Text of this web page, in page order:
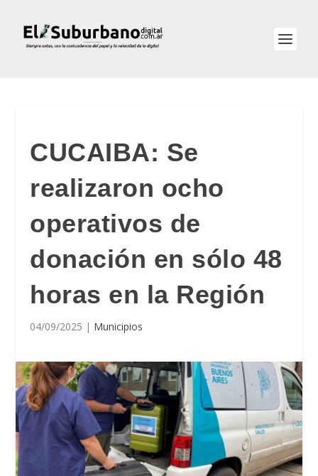
CUCAIBA: Se
realizaron ocho
operativos de
donación en sólo 48
horas en la Región
04/09/2025 | Municipios